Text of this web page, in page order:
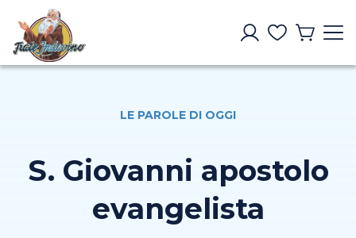
LE PAROLE DI OGGI
S. Giovanni apostolo
evangelista